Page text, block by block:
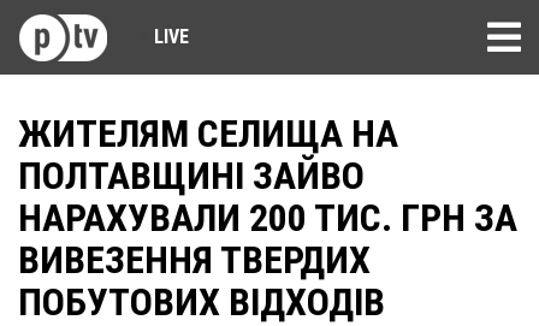
LIVE
ЖИТЕЛЯМ СЕЛИЩА НА
ПОЛТАВЩИНІ ЗАЙВО
НАРАХУВАЛИ 200 ТИС. ГРН ЗА
ВИВЕЗЕННЯ ТВЕРДИХ
ПОБУТОВИХ ВІДХОДІВ